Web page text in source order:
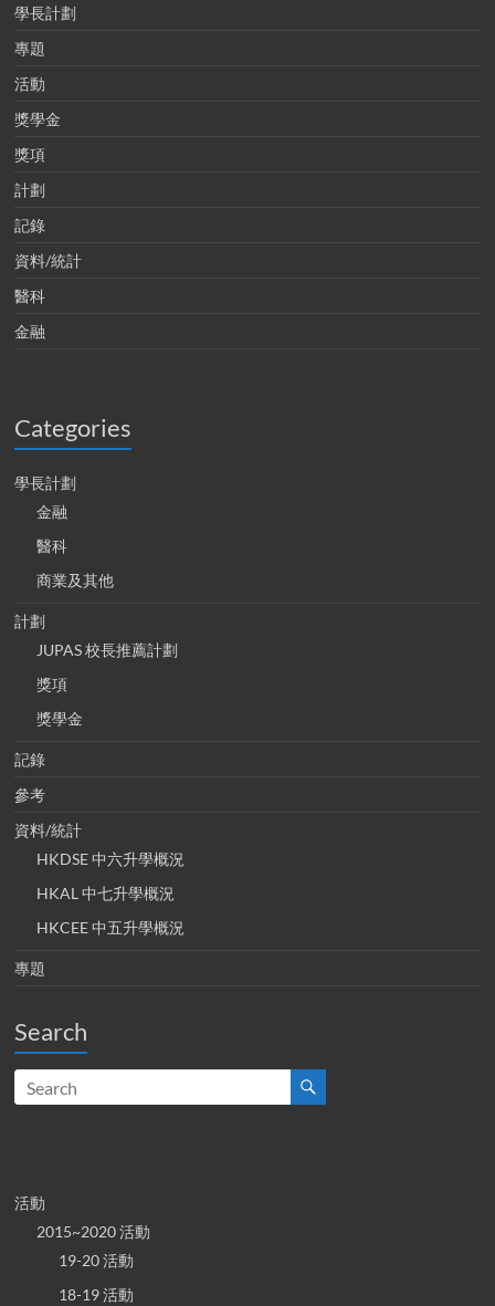
學長計劃
專題
活動
獎學金
獎項
計劃
記錄
資料/統計
醫科
金融
Categories
學長計劃
金融
醫科
商業及其他
計劃
JUPAS 校長推薦計劃
獎項
獎學金
記錄
參考
資料/統計
HKDSE 中六升學概況
HKAL 中七升學概況
HKCEE 中五升學概況
專題
Search
活動
2015~2020 活動
19-20 活動
18-19 活動